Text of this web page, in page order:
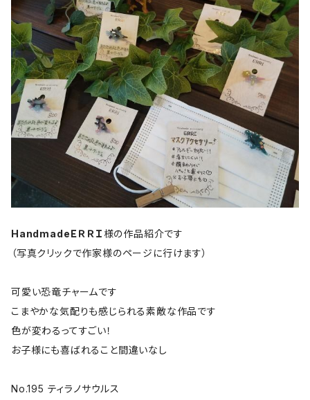
HandmadeＥＲＲＩ 様の作品紹介です
（写真クリックで作家様のページに行けます）
可愛い恐竜チャームです
こまやかな気配りも感じられる素敵な作品です
色が変わるってすごい！
お子様にも喜ばれること間違いなし
No.195 ティラノサウルス